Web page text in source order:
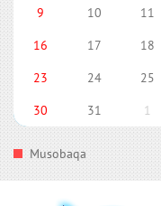
9
10 11
16
17 18
23
24 25
30
31 1
Musobaqa